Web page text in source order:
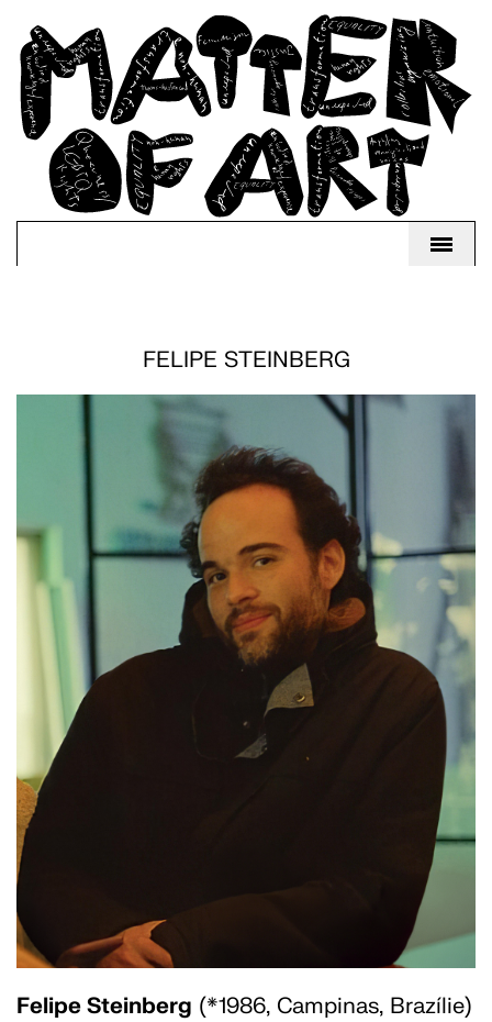
FELIPE STEINBERG
Felipe Steinberg (*1986, Campinas, Brazílie)